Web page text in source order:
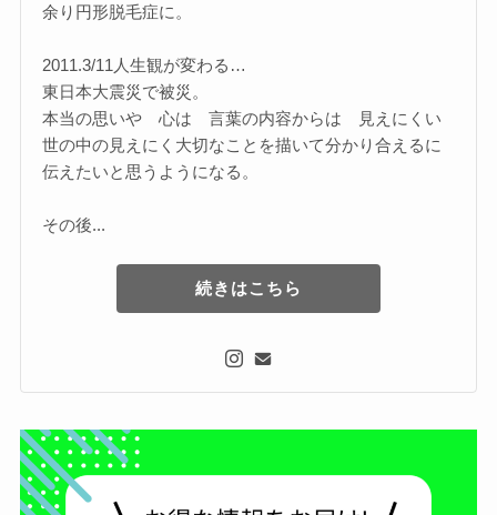
余り円形脱毛症に。
2011.3/11人生観が変わる…
東日本大震災で被災。
本当の思いや 心は 言葉の内容からは 見えにくい
世の中の見えにく大切なことを描いて分かり合えるに
伝えたいと思うようになる。
その後...
続きはこちら